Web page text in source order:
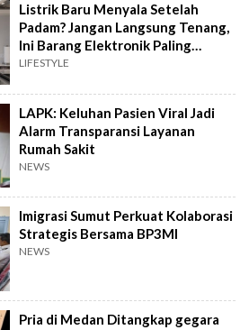
Listrik Baru Menyala Setelah
Padam? Jangan Langsung Tenang,
Ini Barang Elektronik Paling
Rawan Rusak
LIFESTYLE
LAPK: Keluhan Pasien Viral Jadi
Alarm Transparansi Layanan
Rumah Sakit
NEWS
Imigrasi Sumut Perkuat Kolaborasi
Strategis Bersama BP3MI
NEWS
Pria di Medan Ditangkap gegara